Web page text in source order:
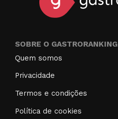
SOBRE O GASTRORANKING
Quem somos
Privacidade
Termos e condições
Política de cookies